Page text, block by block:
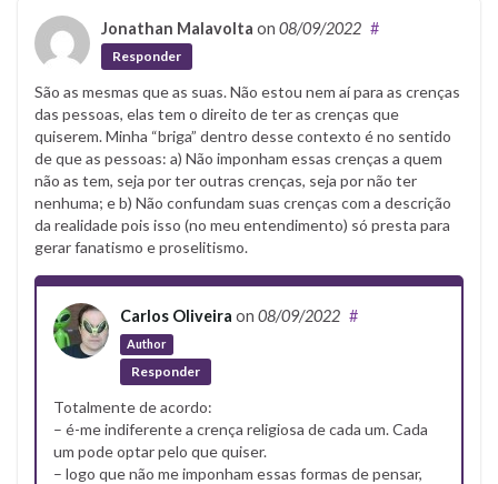
Jonathan Malavolta on 08/09/2022 #
Responder
São as mesmas que as suas. Não estou nem aí para as crenças
das pessoas, elas tem o direito de ter as crenças que
quiserem. Minha “briga” dentro desse contexto é no sentido
de que as pessoas: a) Não imponham essas crenças a quem
não as tem, seja por ter outras crenças, seja por não ter
nenhuma; e b) Não confundam suas crenças com a descrição
da realidade pois isso (no meu entendimento) só presta para
gerar fanatismo e proselitismo.
Carlos Oliveira on 08/09/2022
Author
#
Responder
Totalmente de acordo:
– é-me indiferente a crença religiosa de cada um. Cada
um pode optar pelo que quiser.
– logo que não me imponham essas formas de pensar,